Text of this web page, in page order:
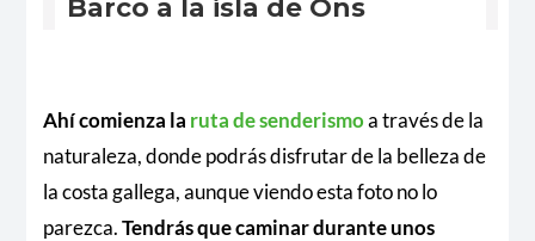
Ahí comienza la ruta de senderismoa través de la
naturaleza, donde podrás disfrutar de la belleza de
la costa gallega, aunque viendo esta foto no lo
parezca.Tendrás que caminar durante unos